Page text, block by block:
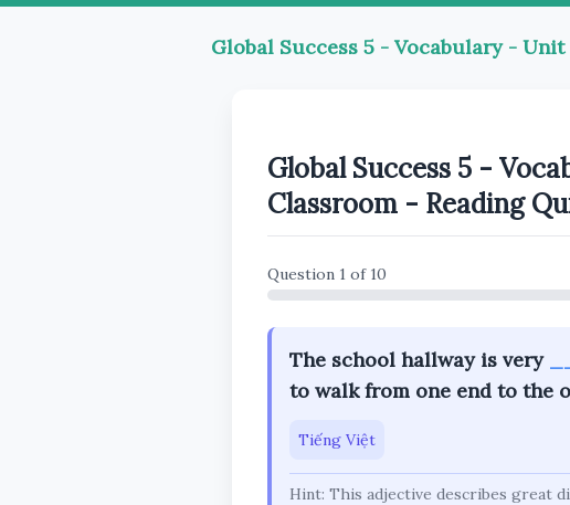
Global Success 5 - Vocabulary -
Global Success 5 -
Classroom - Reading
Question 1 of 10
The school hallway is very
to walk from one end to the
Tiếng Việt
Hint: This adjective describes great